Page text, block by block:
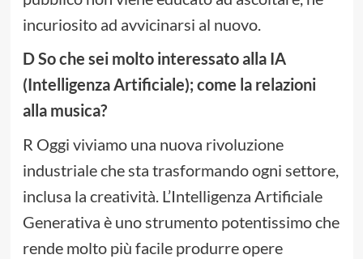
incuriosito ad avvicinarsi al nuovo.
D So che sei molto interessato alla IA
(Intelligenza Artificiale); come la relazioni
alla musica?
R Oggi viviamo una nuova rivoluzione
industriale che sta trasformando ogni settore,
inclusa la creatività. L’Intelligenza Artificiale
Generativa è uno strumento potentissimo che
rende molto più facile produrre opere